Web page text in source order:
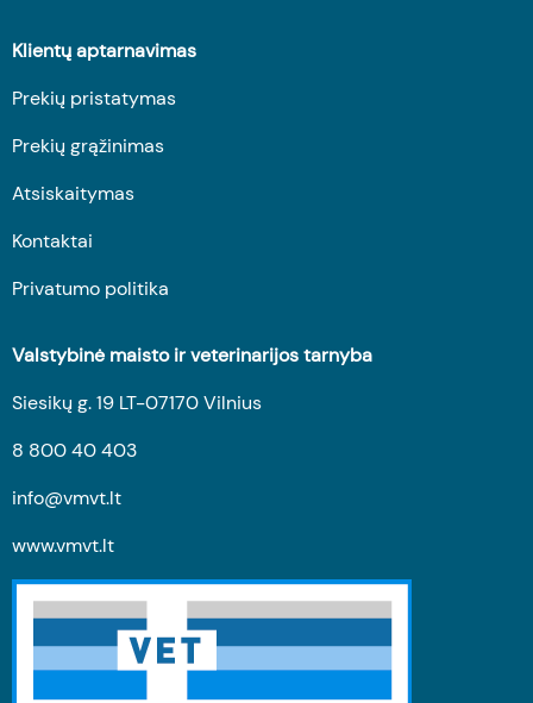
Klientų aptarnavimas
Prekių pristatymas
Prekių grąžinimas
Atsiskaitymas
Kontaktai
Privatumo politika
Valstybinė maisto ir veterinarijos tarnyba
Siesikų g. 19 LT-07170 Vilnius
8 800 40 403
info@vmvt.lt
www.vmvt.lt